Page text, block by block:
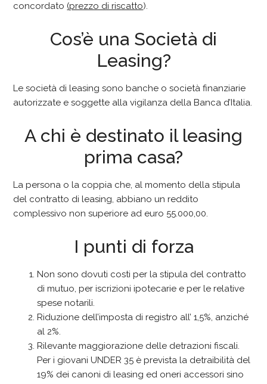
concordato (prezzo di riscatto).
Cos’è una Società di
Leasing?
Le società di leasing sono banche o società finanziarie
autorizzate e soggette alla vigilanza della Banca d’Italia.
A chi è destinato il leasing
prima casa?
La persona o la coppia che, al momento della stipula
del contratto di leasing, abbiano un reddito
complessivo non superiore ad euro 55.000,00.
I punti di forza
Non sono dovuti costi per la stipula del contratto
di mutuo, per iscrizioni ipotecarie e per le relative
spese notarili.
Riduzione dell’imposta di registro all’ 1,5%, anziché
al 2%.
Rilevante maggiorazione delle detrazioni fiscali.
Per i giovani UNDER 35 è prevista la detraibilità del
19% dei canoni di leasing ed oneri accessori sino